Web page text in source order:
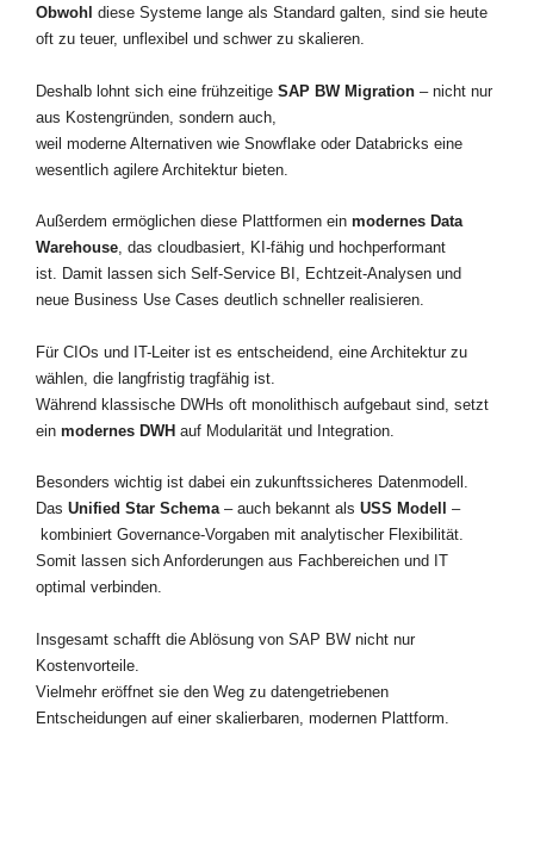
Obwohl diese Systeme lange als Standard galten, sind sie heute
oft zu teuer, unflexibel und schwer zu skalieren.
Deshalb lohnt sich eine frühzeitige SAP BW Migration – nicht nur
aus Kostengründen, sondern auch,
weil moderne Alternativen wie Snowflake oder Databricks eine
wesentlich agilere Architektur bieten.
Außerdem ermöglichen diese Plattformen ein modernes Data
Warehouse, das cloudbasiert, KI-fähig und hochperformant
ist. Damit lassen sich Self-Service BI, Echtzeit-Analysen und
neue Business Use Cases deutlich schneller realisieren.
Für CIOs und IT-Leiter ist es entscheidend, eine Architektur zu
wählen, die langfristig tragfähig ist.
Während klassische DWHs oft monolithisch aufgebaut sind, setzt
ein modernes DWH auf Modularität und Integration.
Besonders wichtig ist dabei ein zukunftssicheres Datenmodell.
Das Unified Star Schema– auch bekannt als USS Modell
–
kombiniert Governance-Vorgaben mit analytischer Flexibilität.
Somit lassen sich Anforderungen aus Fachbereichen und IT
optimal verbinden.
Insgesamt schafft die Ablösung von SAP BW nicht nur
Kostenvorteile.
Vielmehr eröffnet sie den Weg zu datengetriebenen
Entscheidungen auf einer skalierbaren, modernen Plattform.